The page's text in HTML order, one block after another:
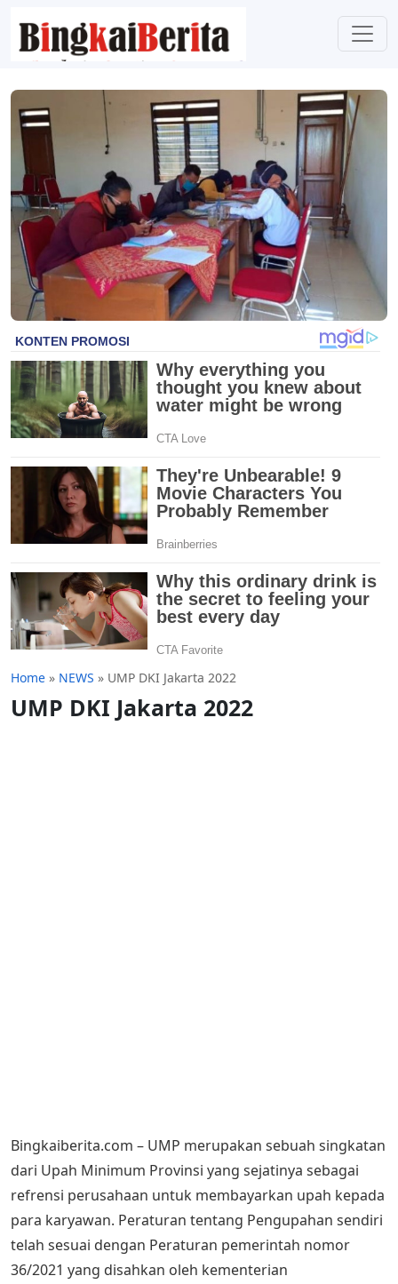
Home » NEWS » UMP DKI Jakarta 2022
UMP DKI Jakarta 2022
Bingkaiberita.com – UMP merupakan sebuah singkatan
dari Upah Minimum Provinsi yang sejatinya sebagai
refrensi perusahaan untuk membayarkan upah kepada
para karyawan. Peraturan tentang Pengupahan sendiri
telah sesuai dengan Peraturan pemerintah nomor
36/2021 yang disahkan oleh kementerian